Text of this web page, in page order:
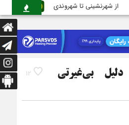
از شهرنشینی تا شهروندی
12
بی‌غیرتی